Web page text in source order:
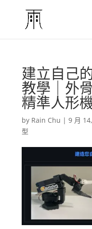
建立自己
教學｜外
精準人形
by Rain Chu | 9 月
型